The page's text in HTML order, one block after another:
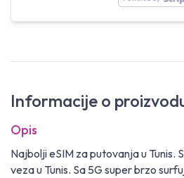
Informacije o
Opis
Najbolji eSIM za putovanja u Tunis.
veza u Tunis. Sa 5G super brzo